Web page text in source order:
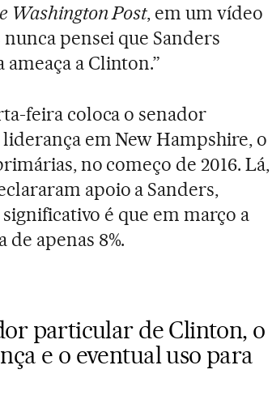
Washington Post, em um vídeo
pensei que Sanders
a Clinton.”
feira coloca o senador
em New Hampshire, o
no começo de 2016. Lá,
apoio a Sanders,
é que em março a
apenas 8%.
particular de Clinton, o
e o eventual uso para